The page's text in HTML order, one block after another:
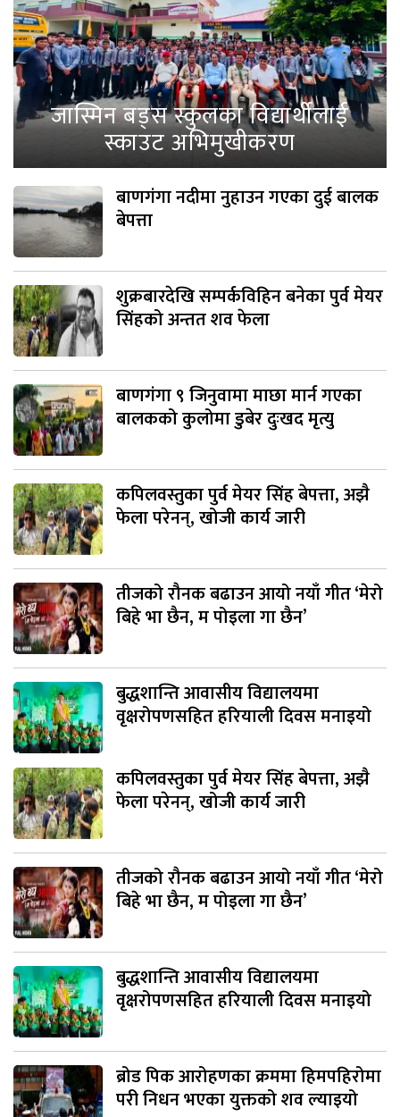
जास्मिन बड्स स्कुलका विद्यार्थीलाई
स्काउट अभिमुखीकरण
बाणगंगा नदीमा नुहाउन गएका दुई बालक
बेपत्ता
शुक्रबारदेखि सम्पर्कविहिन बनेका पुर्व मेयर
सिंहको अन्तत शव फेला
बाणगंगा ९ जिनुवामा माछा मार्न गएका
बालकको कुलोमा डुबेर दुःखद मृत्यु
कपिलवस्तुका पुर्व मेयर सिंह बेपत्ता, अझै
फेला परेनन्, खोजी कार्य जारी
तीजको रौनक बढाउन आयो नयाँ गीत ‘मेरो
बिहे भा छैन, म पोइला गा छैन’
बुद्धशान्ति आवासीय विद्यालयमा
वृक्षरोपणसहित हरियाली दिवस मनाइयो
कपिलवस्तुका पुर्व मेयर सिंह बेपत्ता, अझै
फेला परेनन्, खोजी कार्य जारी
तीजको रौनक बढाउन आयो नयाँ गीत ‘मेरो
बिहे भा छैन, म पोइला गा छैन’
बुद्धशान्ति आवासीय विद्यालयमा
वृक्षरोपणसहित हरियाली दिवस मनाइयो
ब्रोड पिक आरोहणका क्रममा हिमपहिरोमा
परी निधन भएका युक्तको शव ल्याइयो